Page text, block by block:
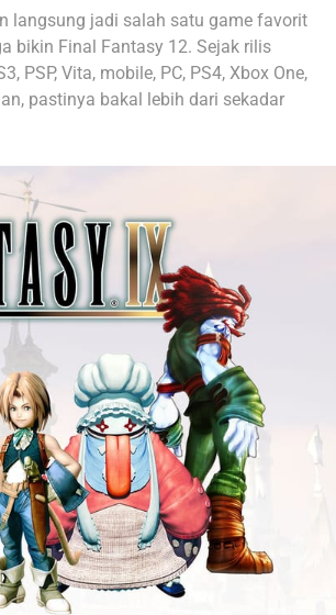
langsung jadi salah satu game favorit
bikin Final Fantasy 12. Sejak rilis
PSP, Vita, mobile, PC, PS4, Xbox One,
pastinya bakal lebih dari sekadar